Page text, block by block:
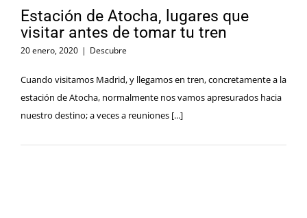
Estación de Atocha, lugares que
visitar antes de tomar tu tren
20 enero, 2020 | Descubre
Cuando visitamos Madrid, y llegamos en tren, concretamente a la
estación de Atocha, normalmente nos vamos apresurados hacia
nuestro destino; a veces a reuniones [...]